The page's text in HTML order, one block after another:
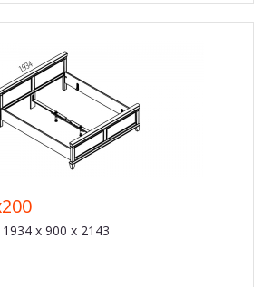
x 900 x 2143